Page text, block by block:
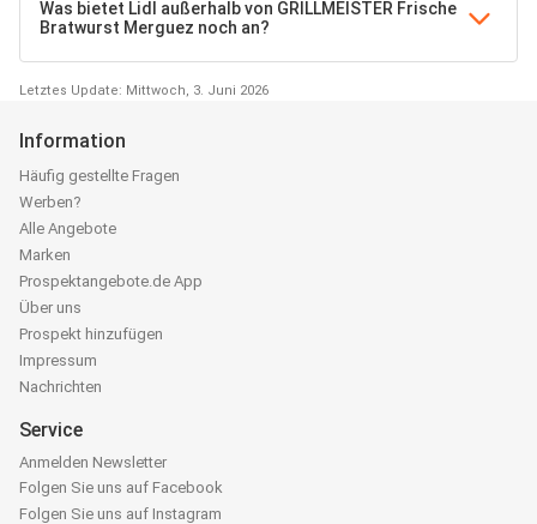
Was bietet Lidl außerhalb von GRILLMEISTER Frische
Bratwurst Merguez noch an?
Letztes Update: Mittwoch, 3. Juni 2026
Information
Häufig gestellte Fragen
Werben?
Alle Angebote
Marken
Prospektangebote.de App
Über uns
Prospekt hinzufügen
Impressum
Nachrichten
Service
Anmelden Newsletter
Folgen Sie uns auf Facebook
Folgen Sie uns auf Instagram